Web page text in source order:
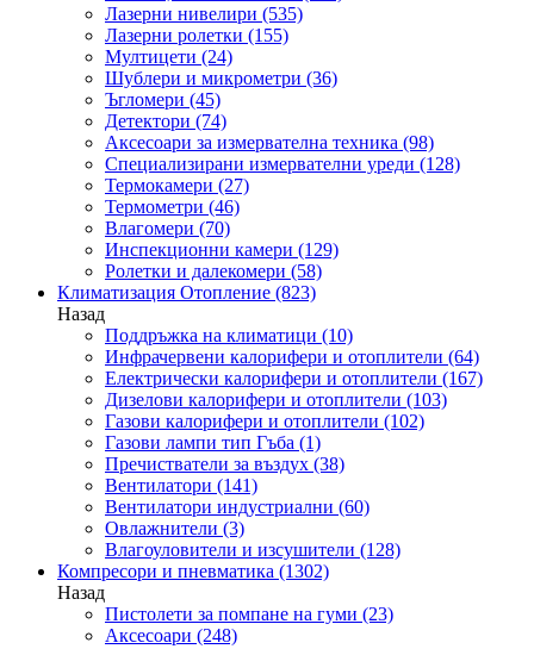
Лазерни нивелири (535)
Лазерни ролетки (155)
Мултицети (24)
Шублери и микрометри (36)
Ъгломери (45)
Детектори (74)
Аксесоари за измервателна техника (98)
Специализирани измервателни уреди (128)
Термокамери (27)
Термометри (46)
Влагомери (70)
Инспекционни камери (129)
Ролетки и далекомери (58)
Климатизация Отопление (823)
Назад
Поддръжка на климатици (10)
Инфрачервени калорифери и отоплители (64)
Електрически калорифери и отоплители (167)
Дизелови калорифери и отоплители (103)
Газови калорифери и отоплители (102)
Газови лампи тип Гъба (1)
Пречистватели за въздух (38)
Вентилатори (141)
Вентилатори индустриални (60)
Овлажнители (3)
Влагоуловители и изсушители (128)
Компресори и пневматика (1302)
Назад
Пистолети за помпане на гуми (23)
Аксесоари (248)